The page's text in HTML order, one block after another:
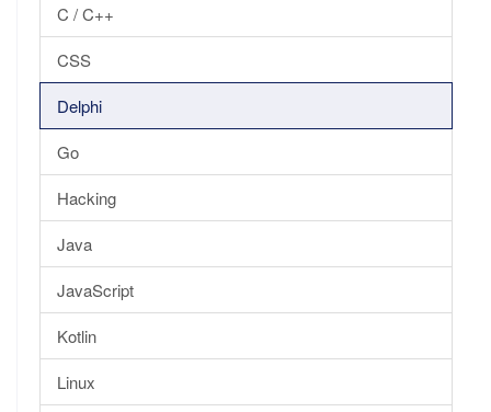
C / C++
CSS
Delphi
Go
Hacking
Java
JavaScript
Kotlin
Linux